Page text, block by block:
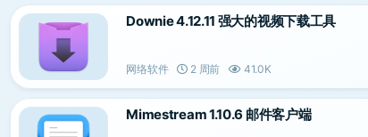
Downie 4.12.11 强大的视频下载工具
网络软件 2 周前 41.0K
Mimestream 1.10.6 邮件客户端